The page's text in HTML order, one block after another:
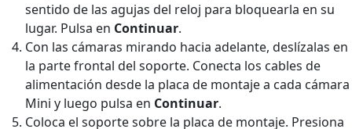
sentido de las agujas del reloj para bloquearla en su
lugar. Pulsa en Continuar.
Con las cámaras mirando hacia adelante, deslízalas en
la parte frontal del soporte. Conecta los cables de
alimentación desde la placa de montaje a cada cámara
Mini y luego pulsa en Continuar.
Coloca el soporte sobre la placa de montaje. Presiona